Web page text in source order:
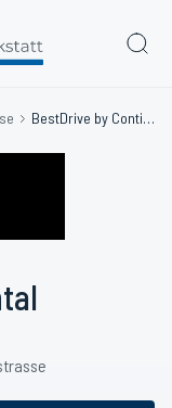
BestDrive by Continental